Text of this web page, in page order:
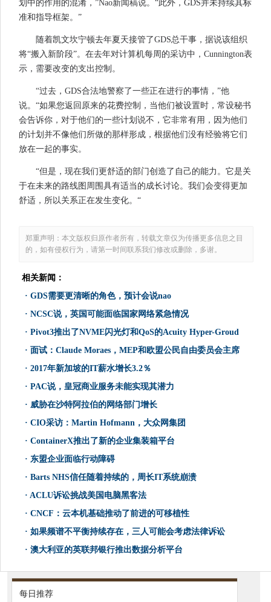
划中的作用的混淆，”Nao新闻稿说。“此外，GDS并未持续其标
准和指导框架。”
随着凯文坎宁顿去年夏天接管了GDS总干事，据说该组织
将“搬入新阶段”。在去年对计算机每周的采访中，Cunnington表
示，需要改变的支出控制。
“过去，GDS合法地警察了一些正在进行的事情，”他
说。“如果您返回原来的花费控制，当他们被设置时，常设秘书
会告诉你，对于他们的一些计划说不，它非常有用，因为他们
的计划并不像他们所做的那样形成，根据他们没有经验将它们
放在一起的事实。
“但是，现在我们更舒适的部门创造了自己的能力。它是关
于在未来的路线图周围具有适当的成长讨论。我们会变得更加
舒适，所以关系正在发生变化。“
郑重声明：本文版权归原作者所有，转载文章仅为传播更多信息之目
的，如有侵权行为，请第一时间联系我们修改或删除，多谢。
相关新闻：
· GDS需要更清晰的角色，预计会说nao
· NCSC说，英国可能面临国家网络紧急情况
· Pivot3推出了NVME闪光灯和QoS的Acuity Hyper-Groud
· 面试：Claude Moraes，MEP和欧盟公民自由委员会主席
· 2017年新加坡的IT薪水增长3.2％
· PAC说，皇冠商业服务未能实现其潜力
· 威胁在沙特阿拉伯的网络部门增长
· CIO采访：Martin Hofmann，大众网集团
· ContainerX推出了新的企业集装箱平台
· 东盟企业面临行动障碍
· Barts NHS信任随着持续的，周长IT系统崩溃
· ACLU诉讼挑战美国电脑黑客法
· CNCF：云本机基础推动了前进的可移植性
· 如果频谱不平衡持续存在，三人可能会考虑法律诉讼
· 澳大利亚的英联邦银行推出数据分析平台
每日推荐